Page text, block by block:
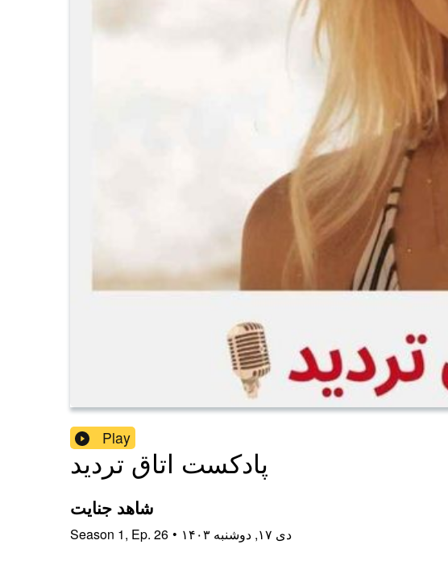
Play
پادکست اتاق تردید
شاهد جنایت
Season 1, Ep. 26 • ۱۴۰۳ دی ۱۷, دوشنبه